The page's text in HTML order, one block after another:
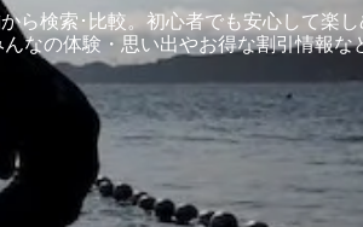
ら検索･比較。初心者でも安心して楽
なの体験・思い出やお得な割引情報